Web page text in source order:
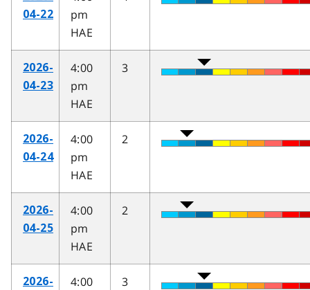
04-22
pm
HAE
2026-
04-23
4:00
pm
HAE
3
2026-
04-24
4:00
pm
HAE
2
2026-
04-25
4:00
pm
HAE
2
2026-
4:00
3